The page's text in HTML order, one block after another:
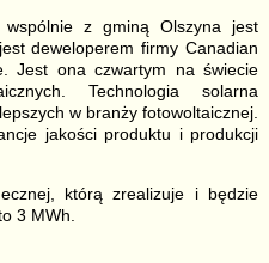
z gminą Olszyna jest
deweloperem firmy Canadian
Jest ona czwartym na świecie
Technologia solarna
w branży fotowoltaicznej.
jakości produktu i produkcji
którą zrealizuje i będzie
3 MWh.